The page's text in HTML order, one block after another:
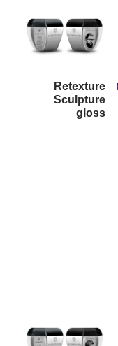
Retexture
Sculpture
gloss